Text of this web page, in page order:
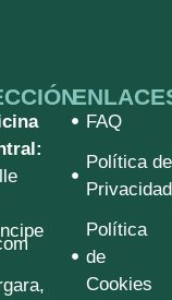
FAQ
Política de
Privacidad
Política
de
Cookies